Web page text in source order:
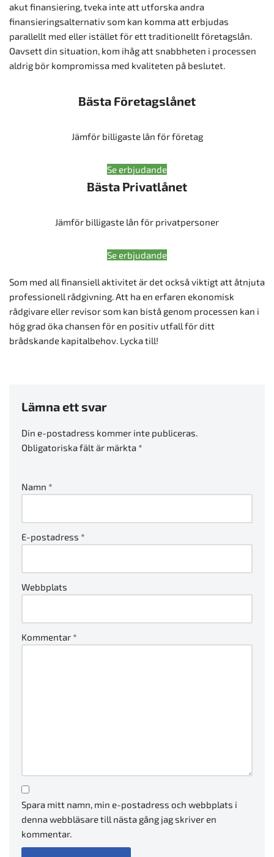
akut finansiering, tveka inte att utforska andra
finansieringsalternativ som kan komma att erbjudas
parallellt med eller istället för ett traditionellt företagslån.
Oavsett din situation, kom ihåg att snabbheten i processen
aldrig bör kompromissa med kvaliteten på beslutet.
Bästa Företagslånet
Jämför billigaste lån för företag
Se erbjudande
Bästa Privatlånet
Jämför billigaste lån för privatpersoner
Se erbjudande
Som med all finansiell aktivitet är det också viktigt att åtnjuta
professionell rådgivning. Att ha en erfaren ekonomisk
rådgivare eller revisor som kan bistå genom processen kan i
hög grad öka chansen för en positiv utfall för ditt
brådskande kapitalbehov. Lycka till!
Lämna ett svar
Din e-postadress kommer inte publiceras.
Obligatoriska fält är märkta *
Namn *
E-postadress *
Webbplats
Kommentar *
Spara mitt namn, min e-postadress och webbplats i
denna webbläsare till nästa gång jag skriver en
kommentar.